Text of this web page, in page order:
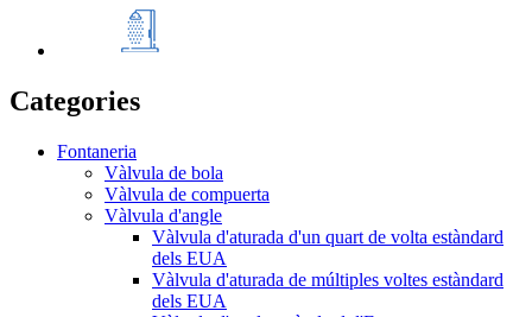
Categories
Fontaneria
Vàlvula de bola
Vàlvula de compuerta
Vàlvula d'angle
Vàlvula d'aturada d'un quart de volta estàndard
dels EUA
Vàlvula d'aturada de múltiples voltes estàndard
dels EUA